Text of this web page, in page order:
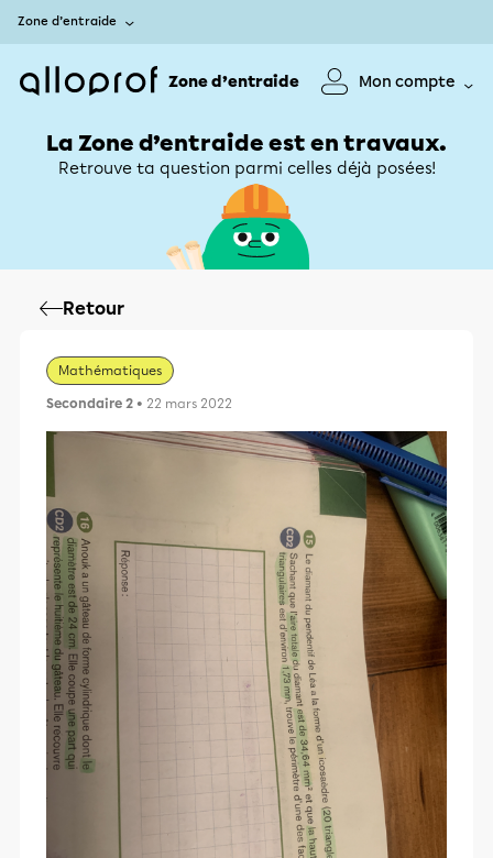
Zone d’entraide
Zone d’entraide Mon compte
La Zone d’entraide est en travaux.
Retrouve ta question parmi celles déjà posées!
Retour
Mathématiques
Secondaire 2 • 22 mars 2022